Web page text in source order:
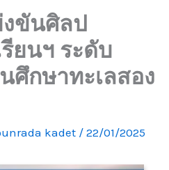
ขันศิลป
ยนฯ ระดับ
ศึกษาทะเลสอง
kadet / 22/01/2025